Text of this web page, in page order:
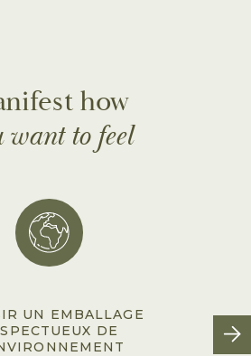
how
want to feel
UN EMBALLAGE
DE